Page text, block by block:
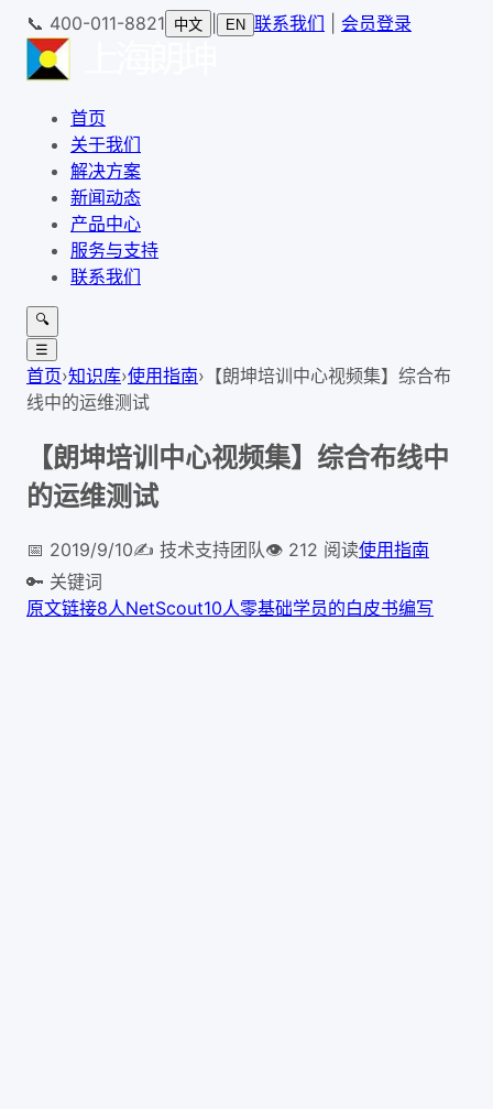
📞 400-011-8821 中文 EN 联系我们 会员登录
首页
关于我们
解决方案
新闻动态
产品中心
服务与支持
联系我们
🔍
☰
首页›知识库›使用指南› 【朗坤培训中心视频集】综合布
线中的运维测试
【朗坤培训中心视频集】综合布线中
的运维测试
📅 2019/9/10✍️ 技术支持团队👁 212 阅读使用指南
🔑 关键词
原文链接8人NetScout10人零基础学员的白皮书编写